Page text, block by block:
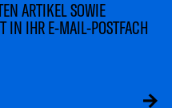
ARTIKEL SOWIE
IN IHR E-MAIL-POSTFACH